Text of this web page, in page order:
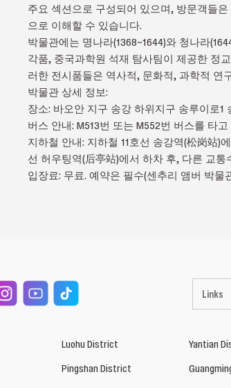
주요 섹션으로 구성되어 있으며, 방문객들
으로 이해할 수 있습니다.
박물관에는 명나라(1368~1644)와 청나라
각품, 중국과학원 석재 탐사팀이 제공한 정
러한 전시품들은 역사적, 문화적, 과학적 연
박물관 상세 정보:
장소: 바오안 지구 송강 하위지구 송루이로1
버스 안내: M513번 또는 M552번 버스를 타
지하철 안내: 지하철 11호선 송강역(松岗站)
선 허우팅역(后亭站)에서 하차 후, 다른 교통
입장료: 무료. 예약은 필수(센추리 앰버 박물
Links
Luohu District Yantian
Pingshan District